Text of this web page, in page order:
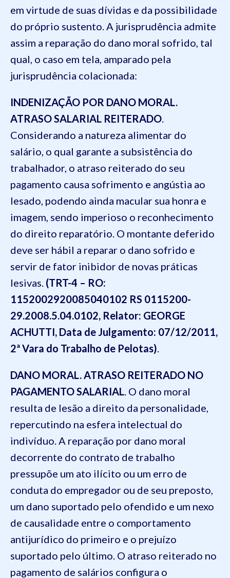
em virtude de suas dívidas e da possibilidade
do próprio sustento. A jurisprudência admite
assim a reparação do dano moral sofrido, tal
qual, o caso em tela, amparado pela
jurisprudência colacionada:
INDENIZAÇÃO POR DANO MORAL.
ATRASO SALARIAL REITERADO.
Considerando a natureza alimentar do
salário, o qual garante a subsistência do
trabalhador, o atraso reiterado do seu
pagamento causa sofrimento e angústia ao
lesado, podendo ainda macular sua honra e
imagem, sendo imperioso o reconhecimento
do direito reparatório. O montante deferido
deve ser hábil a reparar o dano sofrido e
servir de fator inibidor de novas práticas
lesivas. (TRT-4 – RO:
1152002920085040102 RS 0115200-
29.2008.5.04.0102, Relator: GEORGE
ACHUTTI, Data de Julgamento: 07/12/2011,
2ª Vara do Trabalho de Pelotas).
DANO MORAL. ATRASO REITERADO NO
PAGAMENTO SALARIAL. O dano moral
resulta de lesão a direito da personalidade,
repercutindo na esfera intelectual do
indivíduo. A reparação por dano moral
decorrente do contrato de trabalho
pressupõe um ato ilícito ou um erro de
conduta do empregador ou de seu preposto,
um dano suportado pelo ofendido e um nexo
de causalidade entre o comportamento
antijurídico do primeiro e o prejuízo
suportado pelo último. O atraso reiterado no
pagamento de salários configura o